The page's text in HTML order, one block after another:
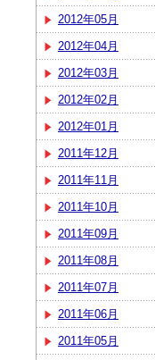
2012年05月
2012年04月
2012年03月
2012年02月
2012年01月
2011年12月
2011年11月
2011年10月
2011年09月
2011年08月
2011年07月
2011年06月
2011年05月